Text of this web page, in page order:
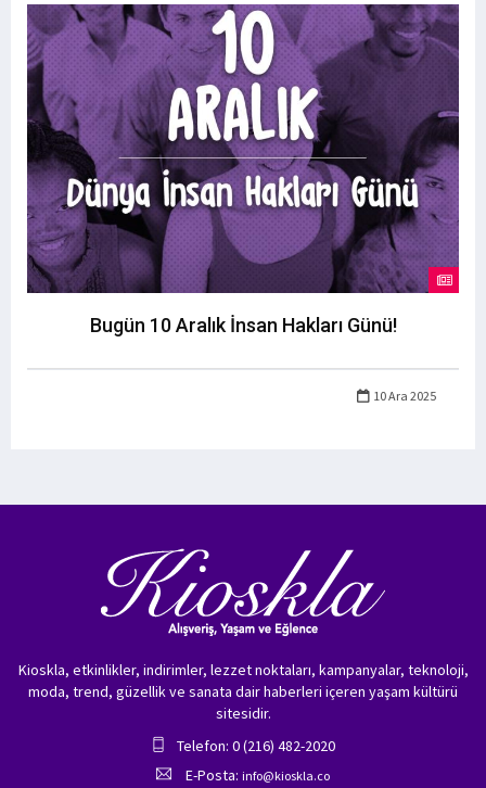
Bugün 10 Aralık İnsan Hakları Günü!
10 Ara 2025
Kioskla, etkinlikler, indirimler, lezzet noktaları, kampanyalar, teknoloji,
moda, trend, güzellik ve sanata dair haberleri içeren yaşam kültürü
sitesidir.
Telefon: 0 (216) 482-2020
E-Posta: info@kioskla.co